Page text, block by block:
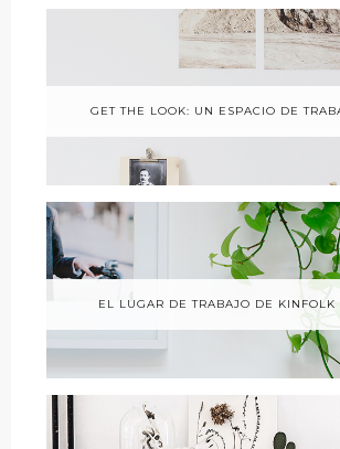
GET THE LOOK: UN ESPACIO DE
EL LUGAR DE TRABAJO DE KINFOLK